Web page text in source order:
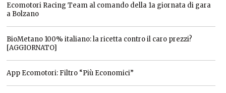
Ecomotori Racing Team al comando della 1a giornata di gara
a Bolzano
BioMetano 100% italiano: la ricetta contro il caro prezzi?
[AGGIORNATO]
App Ecomotori: Filtro “Più Economici”